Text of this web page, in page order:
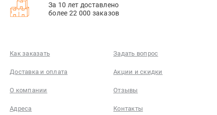
За 10 лет доставлено
более 22 000 заказов
Как заказать Задать вопрос
Доставка и оплата Акции и скидки
О компании Отзывы
Адреса Контакты